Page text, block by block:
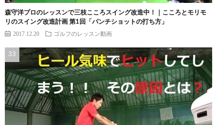
森守洋プロのレッスンで三枝こころスイング改造中！｜こころとモリモ
リのスイング改造計画 第1回「パンチショットの打ち方」
2017.12.20 ゴルフのレッスン動画